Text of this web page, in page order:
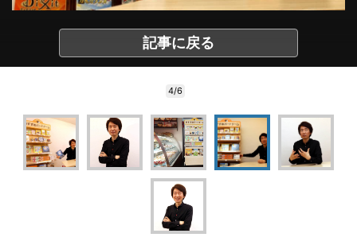
記事に戻る
4/6